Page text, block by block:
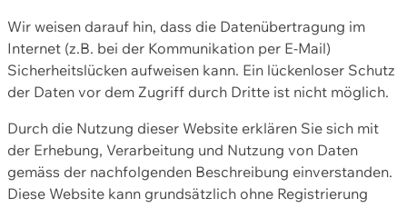
Wir weisen darauf hin, dass die Datenübertragung im
Internet (z.B. bei der Kommunikation per E-Mail)
Sicherheitslücken aufweisen kann. Ein lückenloser Schutz
der Daten vor dem Zugriff durch Dritte ist nicht möglich.
Durch die Nutzung dieser Website erklären Sie sich mit
der Erhebung, Verarbeitung und Nutzung von Daten
gemäss der nachfolgenden Beschreibung einverstanden.
Diese Website kann grundsätzlich ohne Registrierung